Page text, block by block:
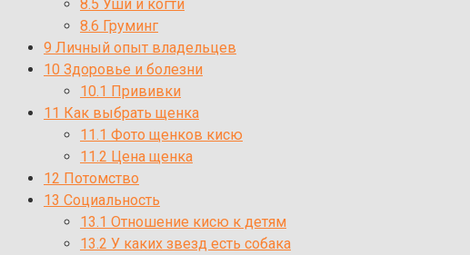
8.5 Уши и когти
8.6 Груминг
9 Личный опыт владельцев
10 Здоровье и болезни
10.1 Прививки
11 Как выбрать щенка
11.1 Фото щенков кисю
11.2 Цена щенка
12 Потомство
13 Социальность
13.1 Отношение кисю к детям
13.2 У каких звезд есть собака